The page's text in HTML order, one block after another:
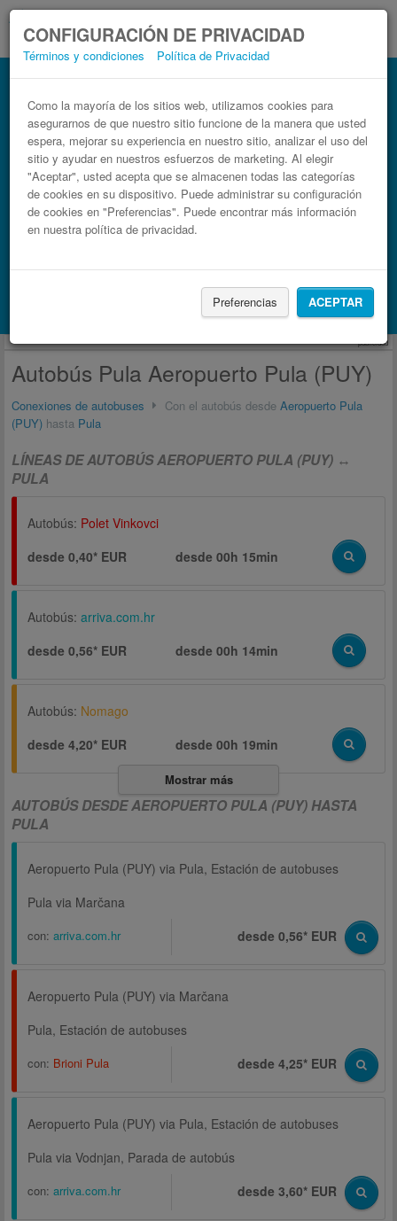
CONFIGURACIÓN DE PRIVACIDAD
Términos y condiciones Política de Privacidad
Como la mayoría de los sitios web, utilizamos cookies para
asegurarnos de que nuestro sitio funcione de la manera que usted
espera, mejorar su experiencia en nuestro sitio, analizar el uso del
sitio y ayudar en nuestros esfuerzos de marketing. Al elegir
"Aceptar", usted acepta que se almacenen todas las categorías
de cookies en su dispositivo. Puede administrar su configuración
de cookies en "Preferencias". Puede encontrar más información
en nuestra política de privacidad.
Preferencias ACEPTAR
Autobús Aeropuerto Pula (PUY) Pula
Billetes de autobuses en solo 3 pasos
Busca también alojamiento con Booking.com
publicidad
Autobús Pula Aeropuerto Pula (PUY)
Conexiones de autobuses Con el autobús desde Aeropuerto Pula
(PUY) hasta Pula
LÍNEAS DE AUTOBÚS AEROPUERTO PULA (PUY) ↔
PULA
Autobús: Polet Vinkovci
desde 0,40* EUR
desde00h 15min
Autobús: arriva.com.hr
desde 0,56* EUR
desde00h 14min
Autobús: Nomago
desde 4,20* EUR
desde00h 19min
Mostrar más
AUTOBÚS DESDE AEROPUERTO PULA (PUY) HASTA
PULA
Aeropuerto Pula (PUY) via Pula, Estación de autobuses
Pula via Marčana
con: arriva.com.hr desde 0,56* EUR
Aeropuerto Pula (PUY) via Marčana
Pula, Estación de autobuses
con: Brioni Pula desde 4,25* EUR
Aeropuerto Pula (PUY) via Pula, Estación de autobuses
Pula via Vodnjan, Parada de autobús
con: arriva.com.hr desde 3,60* EUR